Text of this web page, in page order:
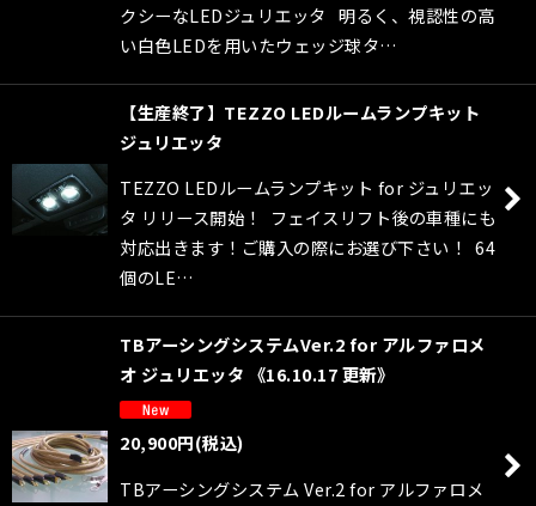
クシーなLEDジュリエッタ 明るく、視認性の高
い白色LEDを用いたウェッジ球タ…
【生産終了】TEZZO LEDルームランプキット
ジュリエッタ
TEZZO LEDルームランプキット for ジュリエッ
タ リリース開始！ フェイスリフト後の車種にも
対応出きます！ご購入の際にお選び下さい！ 64
個のLE…
TBアーシングシステムVer.2 for アルファロメ
オ ジュリエッタ 《16.10.17 更新》
20,900円(税込)
TBアーシングシステム Ver.2 for アルファロメ